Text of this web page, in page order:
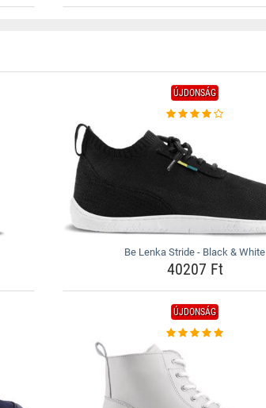
ÚJDONSÁG
Be Lenka Stride - Black & White
40207 Ft
ÚJDONSÁG